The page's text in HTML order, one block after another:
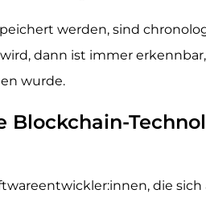
werden, sind
dann ist immer
wurde.
Blockchain-
die sich